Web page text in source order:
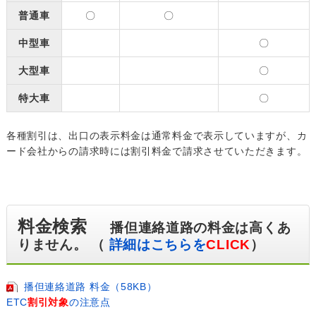
普通車 〇 〇
中型車 〇
大型車 〇
特大車 〇
各種割引は、出口の表示料金は通常料金で表示していますが、カ
ード会社からの請求時には割引料金で請求させていただきます。
料金検索播但連絡道路の料金は高くあ
りません。 （ 詳細はこちらをCLICK ）
播但連絡道路 料金（58KB）
ETC割引対象の注意点